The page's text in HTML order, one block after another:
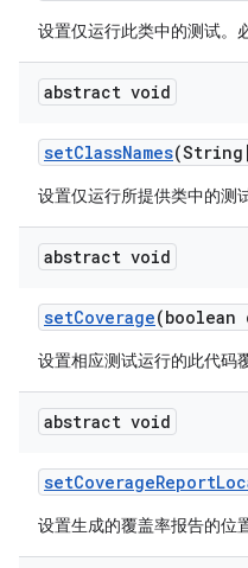
设置仅运行此类中的测试。
abstract void
setClassNames
设置仅运行所提供类中的测
abstract void
setCoverage(boolean
设置相应测试运行的此代码
abstract void
setCoverageReport
设置生成的覆盖率报告的位置